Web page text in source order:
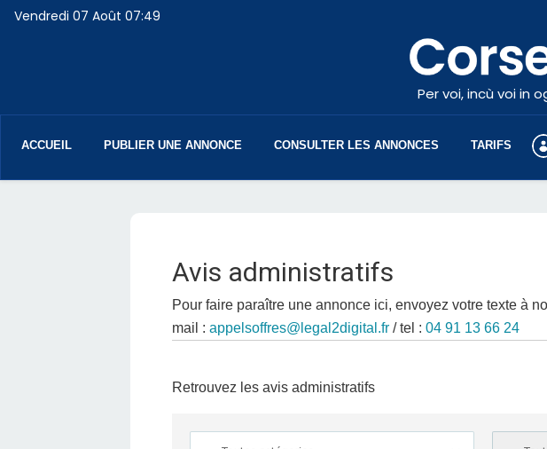
Vendredi 07 Août 07:49
Per voi, incù voi in
principale
ACCUEIL PUBLIER UNE ANNONCE CONSULTER LES ANNONCES TARIFS
Avis administratifs
Pour faire paraître une annonce ici, envoyez votre texte à
mail : appelsoffres@legal2digital.fr / tel : 04 91 13 66 24
Retrouvez les avis administratifs